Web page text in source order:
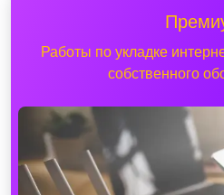
Работы по укладке
собственного